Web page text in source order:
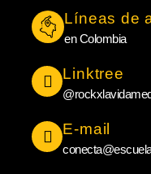
Líneas de
en Colombia
Linktree
E-mail